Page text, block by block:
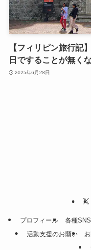
【フィリピン旅行記
日ですることが無く
2025年6月28日
プロフィール 各種
活動支援のお願い